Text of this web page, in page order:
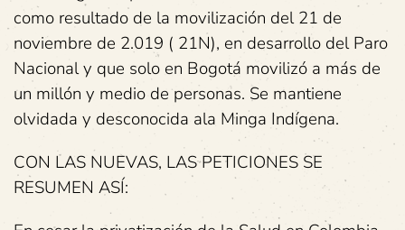
como resultado de la movilización del 21 de
noviembre de 2.019 ( 21N), en desarrollo del Paro
Nacional y que solo en Bogotá movilizó a más de
un millón y medio de personas. Se mantiene
olvidada y desconocida ala Minga Indígena.
CON LAS NUEVAS, LAS PETICIONES SE
RESUMEN ASÍ: